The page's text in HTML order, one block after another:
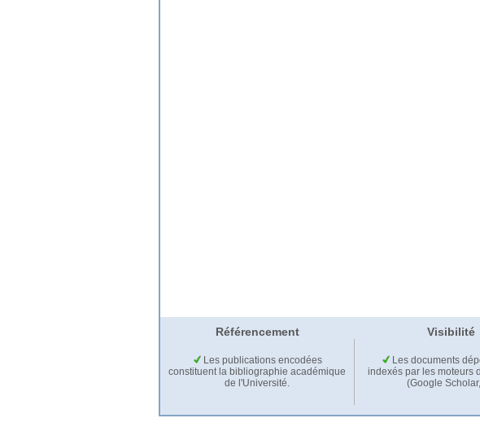
Référencement Visibilité
Les publications encodées
constituent la bibliographie académique
de l'Université.
Les documents
indexés par les moteurs
(Google